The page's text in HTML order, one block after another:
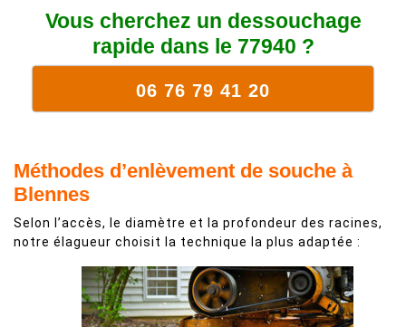
Vous cherchez un dessouchage
rapide dans le 77940 ?
06 76 79 41 20
Méthodes d’enlèvement de souche à
Blennes
Selon l’accès, le diamètre et la profondeur des racines,
notre élagueur choisit la technique la plus adaptée :